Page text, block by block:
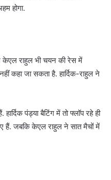
होगा.
राहुल भी चयन की रेस में
कहा जा सकता है. हार्दिक-राहुल ने
पंड्या बैटिंग में तो फ्लॉप रहे ही
हैं. जबकि केएल राहुल ने सात मैचों में